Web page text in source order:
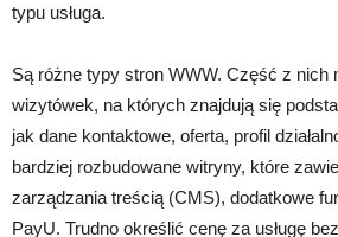
typu usługa.
Są różne typy stron WWW. Część z nich
wizytówek, na których znajdują się
jak dane kontaktowe, oferta, profil
bardziej rozbudowane witryny, które
zarządzania treścią (CMS), dodatkowe
PayU. Trudno określić cenę za usługę